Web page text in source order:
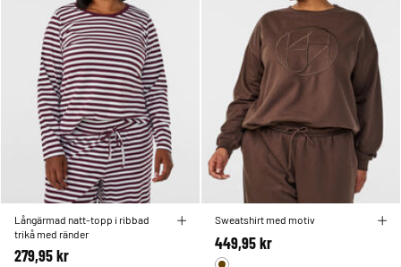
Långärmad natt-topp i ribbad
trikå med ränder
279,95 kr
Sweatshirt med motiv
449,95 kr